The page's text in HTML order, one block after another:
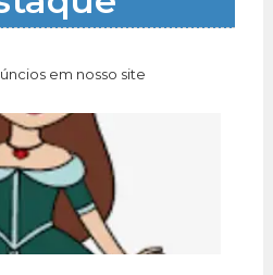
em nosso site